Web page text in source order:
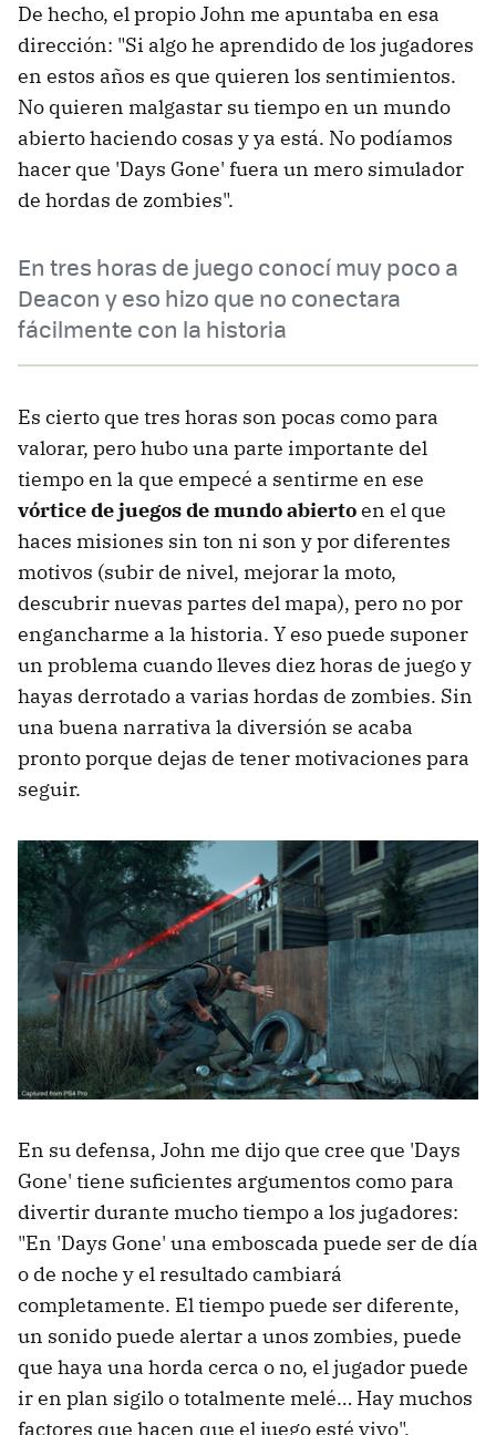
De hecho, el propio John me apuntaba en esa
dirección: "Si algo he aprendido de los jugadores
en estos años es que quieren los sentimientos.
No quieren malgastar su tiempo en un mundo
abierto haciendo cosas y ya está. No podíamos
hacer que 'Days Gone' fuera un mero simulador
de hordas de zombies".
En tres horas de juego conocí muy poco a
Deacon y eso hizo que no conectara
fácilmente con la historia
Es cierto que tres horas son pocas como para
valorar, pero hubo una parte importante del
tiempo en la que empecé a sentirme en ese
vórtice de juegos de mundo abiertoen el que
haces misiones sin ton ni son y por diferentes
motivos (subir de nivel, mejorar la moto,
descubrir nuevas partes del mapa), pero no por
engancharme a la historia. Y eso puede suponer
un problema cuando lleves diez horas de juego y
hayas derrotado a varias hordas de zombies. Sin
una buena narrativa la diversión se acaba
pronto porque dejas de tener motivaciones para
seguir.
En su defensa, John me dijo que cree que 'Days
Gone' tiene suficientes argumentos como para
divertir durante mucho tiempo a los jugadores:
"En 'Days Gone' una emboscada puede ser de día
o de noche y el resultado cambiará
completamente. El tiempo puede ser diferente,
un sonido puede alertar a unos zombies, puede
que haya una horda cerca o no, el jugador puede
ir en plan sigilo o totalmente melé… Hay muchos
factores que hacen que el juego esté vivo".